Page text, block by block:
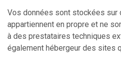
Vos données sont stockées sur
appartiennent en propre et ne
à des prestataires techniques
également hébergeur des sites